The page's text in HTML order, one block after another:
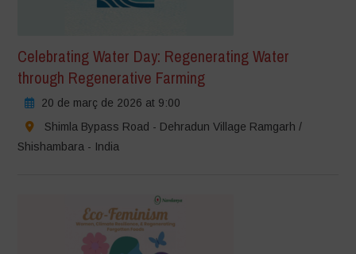
Celebrating Water Day: Regenerating Water
through Regenerative Farming
20 de març de 2026 at 9:00
Shimla Bypass Road - Dehradun Village Ramgarh /
Shishambara - India